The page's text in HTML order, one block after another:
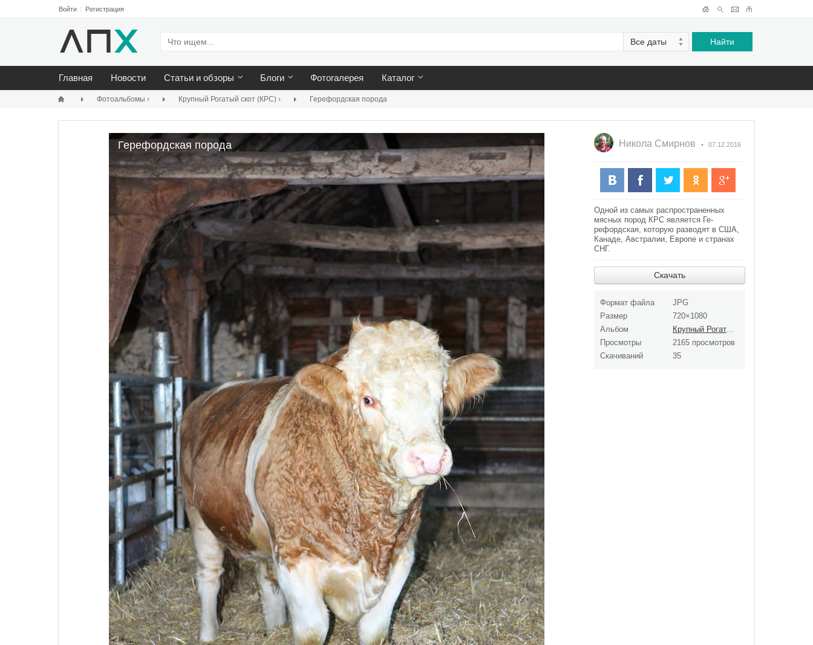
Войти Регистрация
Главная Новости Статьи и обзоры Блоги Фотогалерея Каталог
Фотоальбомы › Крупный Рогатый скот (КРС) › Герефордская порода
Герефордская порода Никола Смирнов 07.12.2016
Одной из самых распространенных
мясных пород КРС является Ге­
рефордская, которую разводят в США,
Канаде, Австралии, Европе и странах
СНГ.
Скачать
Формат файла
JPG
Размер
720×1080
Альбом
Крупный Рогатый скот (КРС)
Просмотры
2165 просмотров
Скачиваний
35